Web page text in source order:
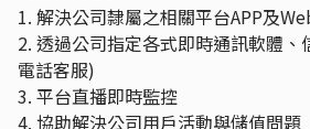
1. 解決公司隸屬之相關平台APP及
2. 透過公司指定各式即時通訊軟體、
電話客服)
3. 平台直播即時監控
4. 協助解決公司用戶活動與儲值問題